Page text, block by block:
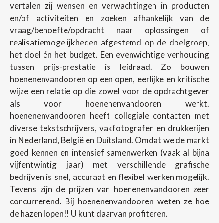
vertalen zij wensen en verwachtingen in producten
en/of activiteiten en zoeken afhankelijk van de
vraag/behoefte/opdracht naar oplossingen of
realisatiemogelijkheden afgestemd op de doelgroep,
het doel én het budget. Een evenwichtige verhouding
tussen prijs-prestatie is leidraad. Zo bouwen
hoenenenvandooren op een open, eerlijke en kritische
wijze een relatie op die zowel voor de opdrachtgever
als voor hoenenenvandooren werkt.
hoenenenvandooren heeft collegiale contacten met
diverse tekstschrijvers, vakfotografen en drukkerijen
in Nederland, België en Duitsland. Omdat we de markt
goed kennen en intensief samenwerken (vaak al bijna
vijfentwintig jaar) met verschillende grafische
bedrijven is snel, accuraat en flexibel werken mogelijk.
Tevens zijn de prijzen van hoenenenvandooren zeer
concurrerend. Bij hoenenenvandooren weten ze hoe
de hazen lopen!! U kunt daarvan profiteren.